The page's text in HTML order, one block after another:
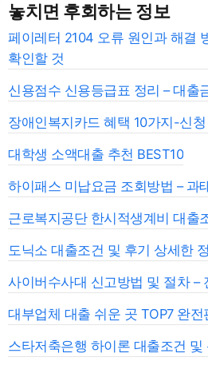
놓치면 후회하는 정보
페이레터 2104 오류 원인과 해결
확인할 것
신용점수 신용등급표 정리 – 대출
장애인복지카드 혜택 10가지-신
대학생 소액대출 추천 BEST10
하이패스 미납요금 조회방법 – 과
근로복지공단 한시적생계비 대출
도닉소 대출조건 및 후기 상세한
사이버수사대 신고방법 및 절차 –
대부업체 대출 쉬운 곳 TOP7 완전
스타저축은행 하이론 대출조건 및